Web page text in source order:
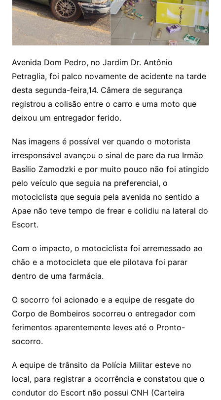
Avenida Dom Pedro, no Jardim Dr. Antônio
Petraglia, foi palco novamente de acidente na tarde
desta segunda-feira,14. Câmera de segurança
registrou a colisão entre o carro e uma moto que
deixou um entregador ferido.
Nas imagens é possível ver quando o motorista
irresponsável avançou o sinal de pare da rua Irmão
Basílio Zamodzki e por muito pouco não foi atingido
pelo veículo que seguia na preferencial, o
motociclista que seguia pela avenida no sentido a
Apae não teve tempo de frear e colidiu na lateral do
Escort.
Com o impacto, o motociclista foi arremessado ao
chão e a motocicleta que ele pilotava foi parar
dentro de uma farmácia.
O socorro foi acionado e a equipe de resgate do
Corpo de Bombeiros socorreu o entregador com
ferimentos aparentemente leves até o Pronto-
socorro.
A equipe de trânsito da Polícia Militar esteve no
local, para registrar a ocorrência e constatou que o
condutor do Escort não possui CNH (Carteira